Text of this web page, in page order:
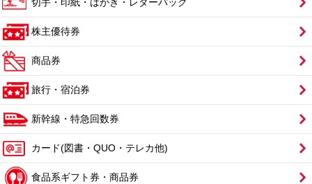
切手・印紙・はがき・レターパック
株主優待券
商品券
旅行・宿泊券
新幹線・特急回数券
カード(図書・QUO・テレカ他)
食品系ギフト券・商品券